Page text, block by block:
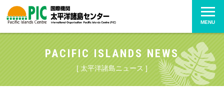
MENU
PACIFIC ISLANDS NEWS
[ 太平洋諸島ニュース ]